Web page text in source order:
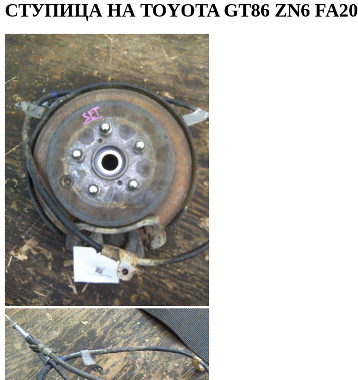
СТУПИЦА НА TOYOTA GT86 ZN6 FA20